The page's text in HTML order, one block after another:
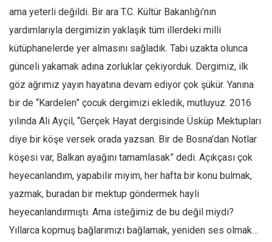
Manzara
Sağlık
Gıda-Beslenme
Hayat
Türkiye
Avrupa
Asya
Afrika
İslam Dünyası
Amerika
ama yeterli değildi. Bir ara T.C. Kültür Bakanlığı’nın
yardımlarıyla dergimizin yaklaşık tüm illerdeki milli
kütüphanelerde yer almasını sağladık. Tabi uzakta olunca
günceli yakamak adına zorluklar çekiyorduk. Dergimiz, ilk
göz ağrımız yayın hayatına devam ediyor çok şükür. Yanına
bir de “Kardelen” çocuk dergimizi ekledik, mutluyuz. 2016
yılında Ali Ayçil, “Gerçek Hayat dergisinde Üsküp Mektupları
diye bir köşe versek orada yazsan. Bir de Bosna’dan Notlar
köşesi var, Balkan ayağını tamamlasak” dedi. Açıkçası çok
heyecanlandım, yapabilir miyim, her hafta bir konu bulmak,
yazmak, buradan bir mektup göndermek hayli
heyecanlandırmıştı. Ama isteğimiz de bu değil miydi?
Yıllarca kopmuş bağlarımızı bağlamak, yeniden ses olmak…